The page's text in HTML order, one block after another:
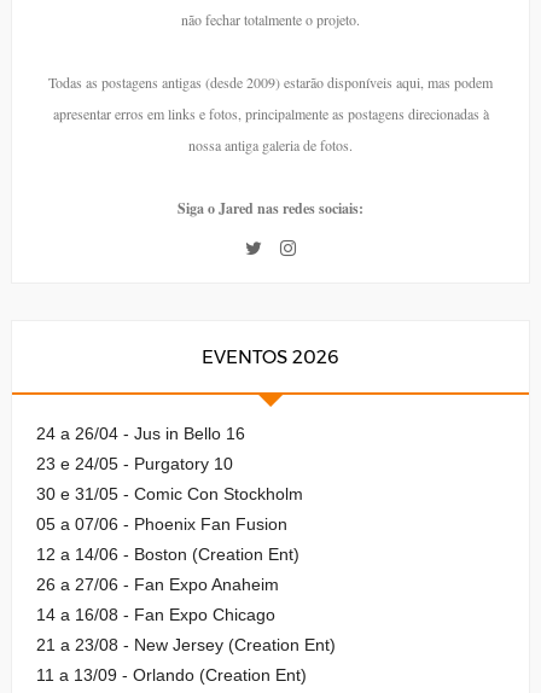
não fechar totalmente o projeto.
Todas as postagens antigas (desde 2009) estarão disponíveis aqui, mas podem
apresentar erros em links e fotos, principalmente as postagens direcionadas à
nossa antiga galeria de fotos.
Siga o Jared nas redes sociais:
EVENTOS 2026
24 a 26/04 - Jus in Bello 16
23 e 24/05 - Purgatory 10
30 e 31/05 - Comic Con Stockholm
05 a 07/06 - Phoenix Fan Fusion
12 a 14/06 - Boston (Creation Ent)
26 a 27/06 - Fan Expo Anaheim
14 a 16/08 - Fan Expo Chicago
21 a 23/08 - New Jersey (Creation Ent)
11 a 13/09 - Orlando (Creation Ent)